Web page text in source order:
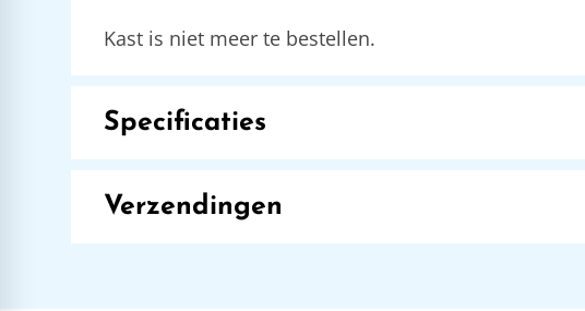
Kast is niet meer te bestellen.
Specificaties
Verzendingen